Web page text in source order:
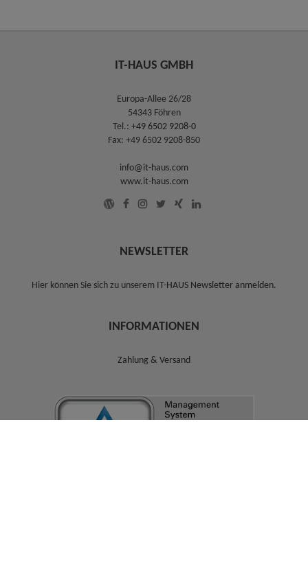
IT-HAUS GMBH
Europa-Allee 26/28
54343 Föhren
Tel.: +49 6502 9208-0
Fax: +49 6502 9208-850
info@it-haus.com
www.it-haus.com
NEWSLETTER
Hier können Sie sich zu unserem IT-HAUS Newsletter anmelden.
INFORMATIONEN
Zahlung & Versand